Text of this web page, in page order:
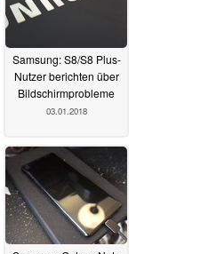
Samsung: S8/S8 Plus-
Nutzer berichten über
Bildschirmprobleme
03.01.2018